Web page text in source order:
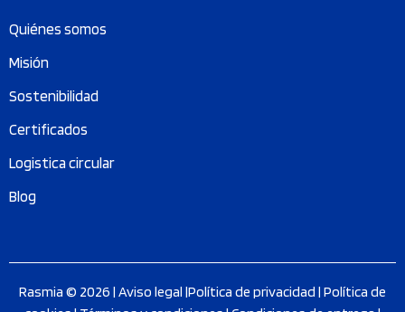
Quiénes somos
Misión
Sostenibilidad
Certificados
Logistica circular
Blog
Rasmia © 2026 | Aviso legal |Política de privacidad | Política de